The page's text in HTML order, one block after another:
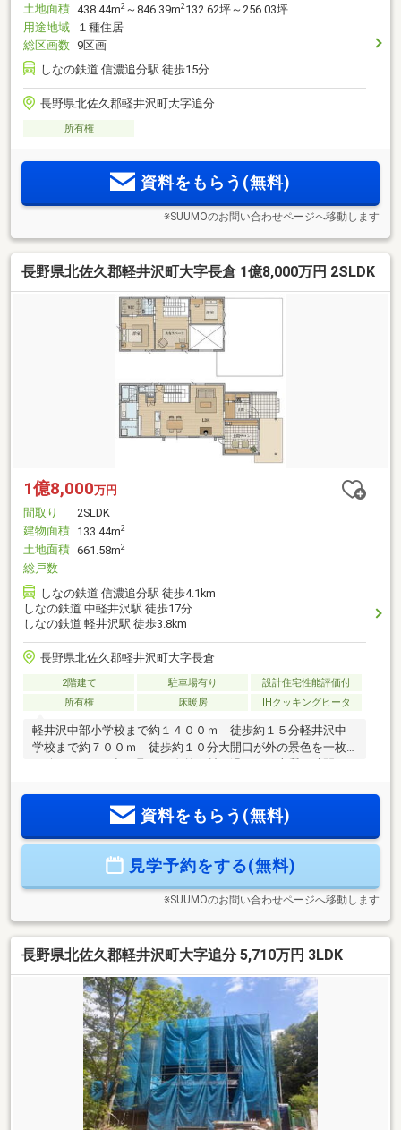
土地面積 438.44m2 ～846.39m2 132.62坪～256.03坪
用途地域
１種住居
総区画数 9区画
しなの鉄道 信濃追分駅 徒歩15分
長野県北佐久郡軽井沢町大字追分
所有権
資料をもらう(無料)
※SUUMOのお問い合わせページへ移動します
長野県北佐久郡軽井沢町大字長倉 1億8,000万円 2SLDK
1億8,000万円
間取り
2SLDK
建物面積 133.44m2
土地面積 661.58m2
総戸数
-
しなの鉄道 信濃追分駅 徒歩4.1km
しなの鉄道 中軽井沢駅 徒歩17分
しなの鉄道 軽井沢駅 徒歩3.8km
長野県北佐久郡軽井沢町大字長倉
2階建て 駐車場有り
設計住宅性能評価付
所有権
床暖房 IHクッキングヒータ
軽井沢中部小学校まで約１４００ｍ 徒歩約１５分軽井沢中
学校まで約７００ｍ 徒歩約１０分大開口が外の景色を一枚
グとして活躍◎お問合せは【0120-801-370】まで♪お気軽にお
問合せください！◎店舗へご来店いただくと未公開情報をご
談はもちろん、住宅ローンのご相談も承っております。支払
とは当社へご相談ください！
資料をもらう(無料)
見学予約をする(無料)
※SUUMOのお問い合わせページへ移動します
長野県北佐久郡軽井沢町大字追分 5,710万円 3LDK